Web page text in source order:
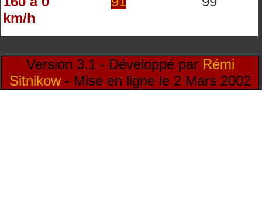
km/h
Version 3.1 - Développé par Rémi
Sitnikow- Mise en ligne le 2 Mars 2002